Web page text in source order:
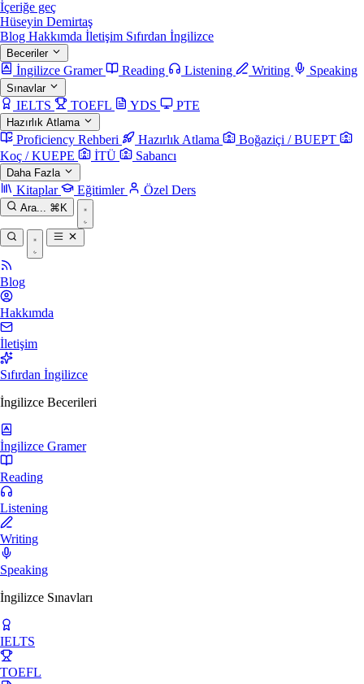
İçeriğe geç
Hüseyin Demirtaş
Blog Hakkımda İletişim Sıfırdan İngilizce
Beceriler
İngilizce Gramer Reading Listening Writing Speaking
Sınavlar
IELTS TOEFL YDS PTE
Hazırlık Atlama
Proficiency Rehberi Hazırlık Atlama
Boğaziçi / BUEPT
Koç / KUEPE
İTÜ Sabancı
Daha Fazla
Kitaplar Eğitimler Özel Ders
Ara... ⌘K
Blog
Hakkımda
İletişim
Sıfırdan İngilizce
İngilizce Becerileri
İngilizce Gramer
Reading
Listening
Writing
Speaking
İngilizce Sınavları
IELTS
TOEFL